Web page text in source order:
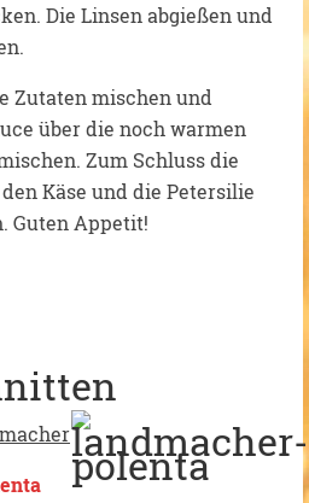
Die Linsen abgießen und
Zutaten mischen und
über die noch warmen
Zum Schluss die
Käse und die Petersilie
Guten Appetit!